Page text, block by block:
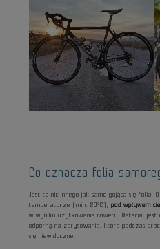
Co oznacza folia
Jest to nic innego jak samo gojąca się folia.
temperaturze (min. 20°C),pod wpływem
w wyniku użytkowania roweru. Materiał jest
odporną na zarysowania, która podczas
się niewidoczne.